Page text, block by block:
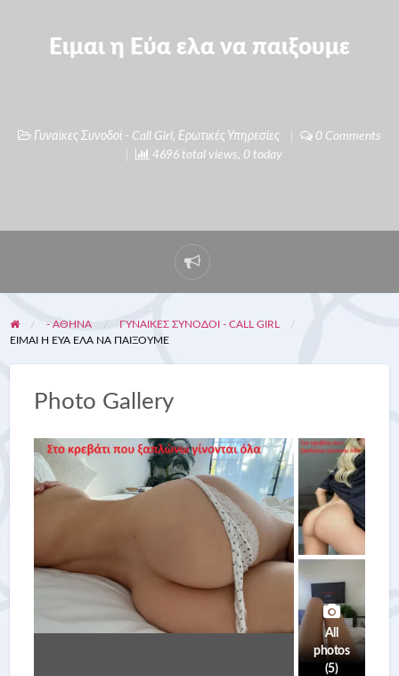
Ειμαι η Εύα ελα να παιξουμε
Γυναίκες Συνοδοί - Call Girl, Ερωτικές Υπηρεσίες
0 Comments
4696 total views, 0 today
- ΑΘΗΝΑ
ΓΥΝΑΊΚΕΣ ΣΥΝΟΔΟΊ - CALL GIRL
ΕΙΜΑΙ Η ΕΎΑ ΕΛΑ ΝΑ ΠΑΙΞΟΥΜΕ
Photo Gallery
All
photos
(5)